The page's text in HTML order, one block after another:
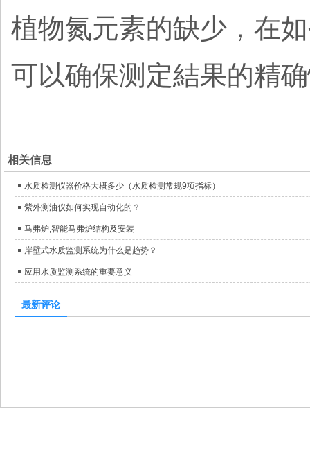
植物氮元素的缺少，在
可以确保测定結果的精
相关信息
水质检测仪器价格大概多少（水质检测常规9项指标）
紫外测油仪如何实现自动化的？
马弗炉,智能马弗炉结构及安装
岸壁式水质监测系统为什么是趋势？
应用水质监测系统的重要意义
最新评论